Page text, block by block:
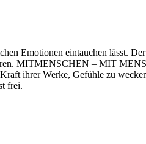
Emotionen eintauchen lässt.
MITMENSCHEN – MIT
ihrer Werke, Gefühle zu
frei.